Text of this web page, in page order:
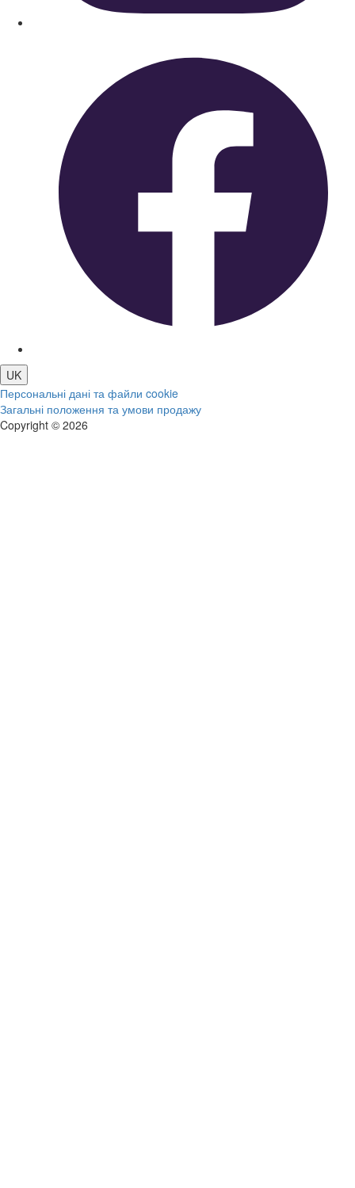
UK
Персональні дані та файли cookie
Загальні положення та умови продажу
Copyright © 2026